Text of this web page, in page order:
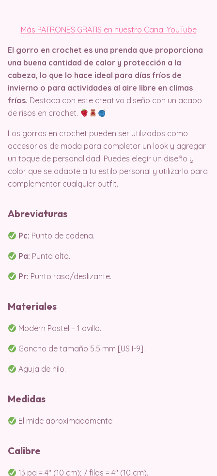
Más PATRONES GRATIS en nuestro Canal YouTube
El gorro en crochet es una prenda que proporciona
una buena cantidad de calor y protección a la
cabeza, lo que lo hace ideal para días fríos de
invierno o para actividades al aire libre en climas
fríos. Destaca con este creativo diseño con un acabo
de risos en crochet.
Los gorros en crochet pueden ser utilizados como
accesorios de moda para completar un look y agregar
un toque de personalidad. Puedes elegir un diseño y
color que se adapte a tu estilo personal y utilizarlo para
complementar cualquier outfit.
Abreviaturas
Pc: Punto de cadena.
Pa: Punto alto.
Pr: Punto raso/deslizante.
Materiales
Modern Pastel – 1 ovillo.
Gancho de tamaño 5.5 mm [US I-9].
Aguja de hilo.
Medidas
El mide aproximadamente .
Calibre
13 pa = 4″ (10 cm); 7 filas = 4″ (10 cm).